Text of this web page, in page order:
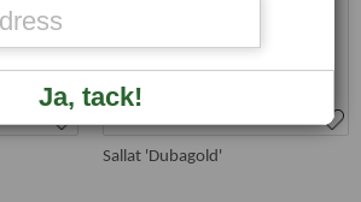
Sallat 'Dubagold'
Ja, tack!